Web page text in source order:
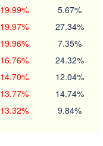
19.99% 5.67%
19.97% 27.34%
19.96% 7.35%
16.76% 24.32%
14.70% 12.04%
13.77% 14.74%
13.32% 9.84%